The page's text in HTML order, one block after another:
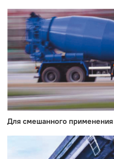
Для смешанного применения